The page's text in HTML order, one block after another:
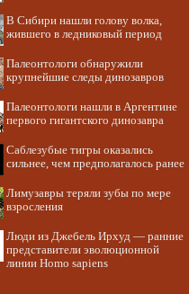
В Сибири нашли голову волка,
жившего в ледниковый период
Палеонтологи обнаружили
крупнейшие следы динозавров
Палеонтологи нашли в Аргентине
первого гигантского динозавра
Саблезубые тигры оказались
сильнее, чем предполагалось ранее
Лимузавры теряли зубы по мере
взросления
Люди из Джебель Ирхуд — ранние
представители эволюционной
линии Homo sapiens